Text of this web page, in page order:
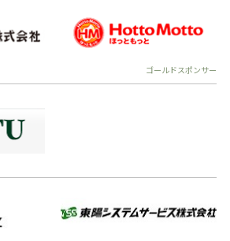
ゴールドスポンサー